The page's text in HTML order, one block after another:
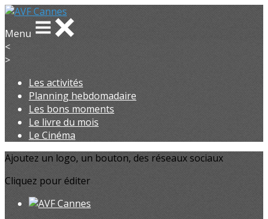
Menu
<
>
Les activités
Planning hebdomadaire
Les bons moments
Le livre du mois
Le Cinéma
Ajoutez un logo, un bouton, des réseaux sociaux
Cliquez pour éditer